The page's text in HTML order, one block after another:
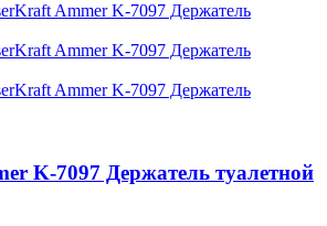
K-7097 Держатель туалетной